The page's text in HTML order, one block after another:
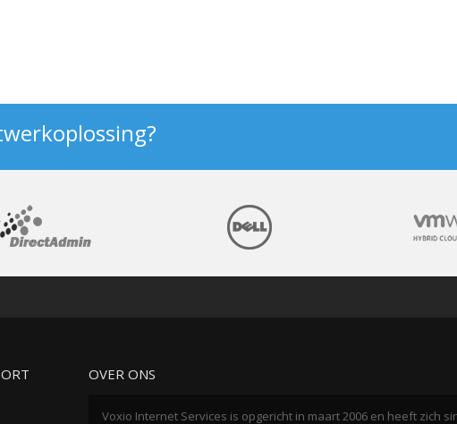
OVER ONS
Voxio Internet Services is opgericht in maart 2006 en heeft zich